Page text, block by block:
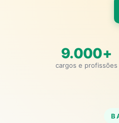
9.000+
cargos e profissões